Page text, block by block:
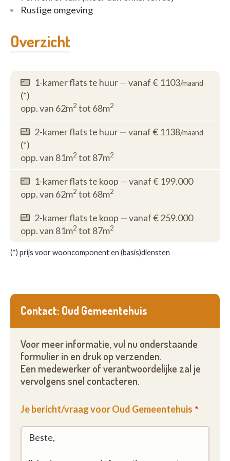
meer informatie!
Rustige omgeving
Overzicht
1-kamer flats te huur—vanaf € 1103/maand
(*)
opp. van 62m2 tot 68m2
2-kamer flats te huur—vanaf € 1138/maand
(*)
opp. van 81m2 tot 87m2
1-kamer flats te koop —vanaf € 199.000
opp. van 62m2 tot 68m2
2-kamer flats te koop —vanaf € 259.000
opp. van 81m2 tot 87m2
(*) prijs voor wooncomponent en (basis)diensten
Contact: Oud Gemeentehuis
Voor meer informatie, vul nu onderstaande
formulier in en druk op verzenden.
Een medewerker of verantwoordelijke zal je
vervolgens snel contacteren.
Je bericht/vraag voor Oud Gemeentehuis